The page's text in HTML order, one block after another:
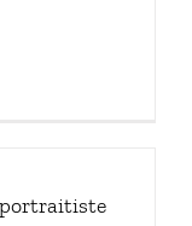
portraitiste